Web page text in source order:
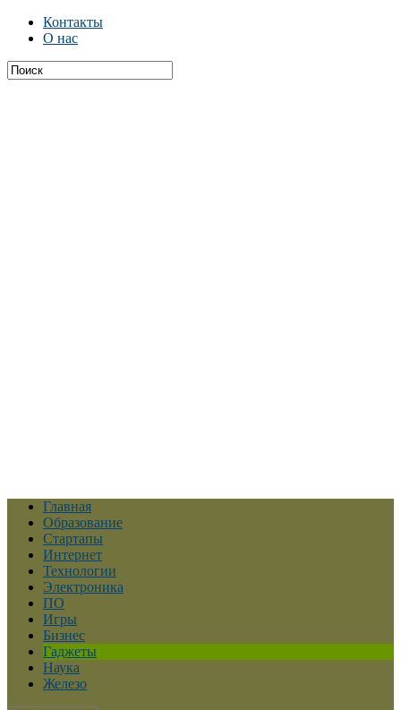
Контакты
О нас
Главная
Образование
Стартапы
Интернет
Технологии
Электроника
ПО
Игры
Бизнес
Гаджеты
Наука
Железо